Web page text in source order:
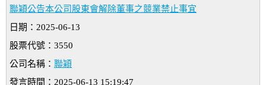
聯穎公告本公司股東會解除董事之競業禁止事宜
日期：2025-06-13
股票代號：3550
公司名稱： 聯穎
發言時間：2025-06-13 15:19:47